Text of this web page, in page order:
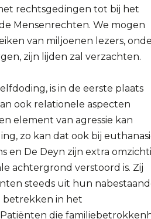
rechtsgedingen tot bij het
Mensenrechten. We mogen
van miljoenen lezers,
zijn lijden zal verzachten.
is in de eerste plaats
ook relationele aspecten
element van agressie kan
zo kan dat ook bij
en De Deyn zijn extra
achtergrond verstoord is. Zij
steeds uit hun
betrekken in het
die